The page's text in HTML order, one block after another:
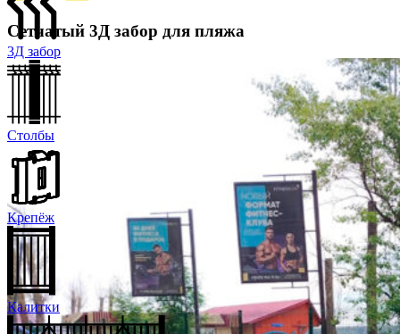
3Д забор
Столбы
Крепёж
Калитки
Сетчатый 3Д забор для пляжа